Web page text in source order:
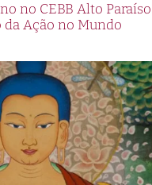
no CEBB Alto Paraíso |
da Ação no Mundo